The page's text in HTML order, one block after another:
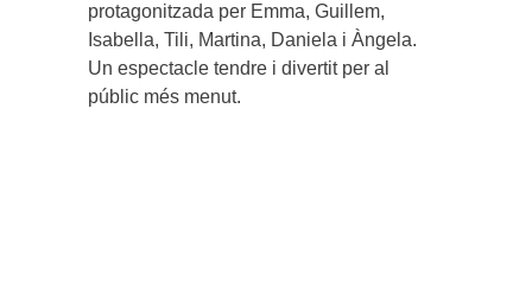
protagonitzada per Emma, Guillem,
Isabella, Tili, Martina, Daniela i Àngela.
Un espectacle tendre i divertit per al
públic més menut.